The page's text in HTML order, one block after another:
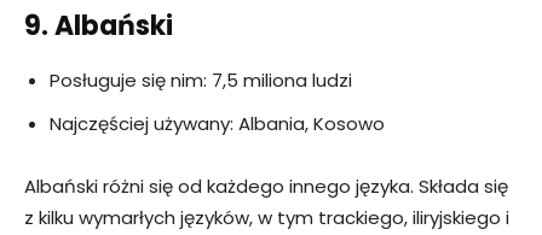
9. Albański
Posługuje się nim: 7,5 miliona ludzi
Najczęściej używany: Albania, Kosowo
Albański różni się od każdego innego języka. Składa się
z kilku wymarłych języków, w tym trackiego, iliryjskiego i